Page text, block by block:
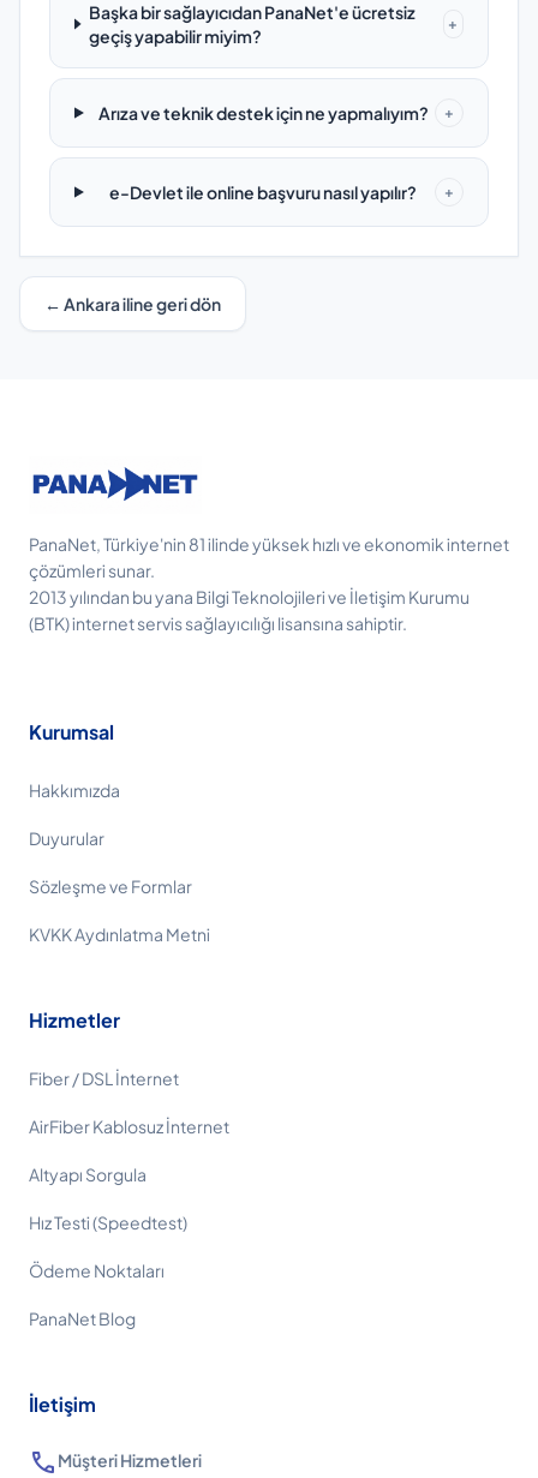
Başka bir sağlayıcıdan PanaNet'e ücretsiz
geçiş yapabilir miyim?
+
Arıza ve teknik destek için ne yapmalıyım? +
e-Devlet ile online başvuru nasıl yapılır? +
← Ankara iline geri dön
PanaNet, Türkiye'nin 81 ilinde yüksek hızlı ve ekonomik internet
çözümleri sunar.
2013 yılından bu yana Bilgi Teknolojileri ve İletişim Kurumu
(BTK) internet servis sağlayıcılığı lisansına sahiptir.
Kurumsal
Hakkımızda
Duyurular
Sözleşme ve Formlar
KVKK Aydınlatma Metni
Hizmetler
Fiber / DSL İnternet
AirFiber Kablosuz İnternet
Altyapı Sorgula
Hız Testi (Speedtest)
Ödeme Noktaları
PanaNet Blog
İletişim
call Müşteri Hizmetleri